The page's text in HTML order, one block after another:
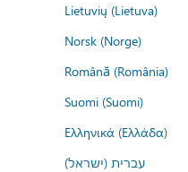
Lietuvių (Lietuva)
Norsk (Norge)
Română (România)
Suomi (Suomi)
Ελληνικά (Ελλάδα)
עברית (ישראל)